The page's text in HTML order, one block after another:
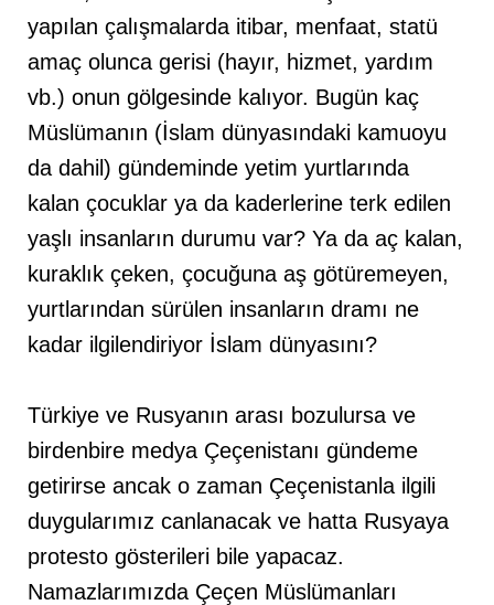
yapılan çalışmalarda itibar, menfaat, statü
amaç olunca gerisi (hayır, hizmet, yardım
vb.) onun gölgesinde kalıyor. Bugün kaç
Müslümanın (İslam dünyasındaki kamuoyu
da dahil) gündeminde yetim yurtlarında
kalan çocuklar ya da kaderlerine terk edilen
yaşlı insanların durumu var? Ya da aç kalan,
kuraklık çeken, çocuğuna aş götüremeyen,
yurtlarından sürülen insanların dramı ne
kadar ilgilendiriyor İslam dünyasını?
Türkiye ve Rusyanın arası bozulursa ve
birdenbire medya Çeçenistanı gündeme
getirirse ancak o zaman Çeçenistanla ilgili
duygularımız canlanacak ve hatta Rusyaya
protesto gösterileri bile yapacaz.
Namazlarımızda Çeçen Müslümanları